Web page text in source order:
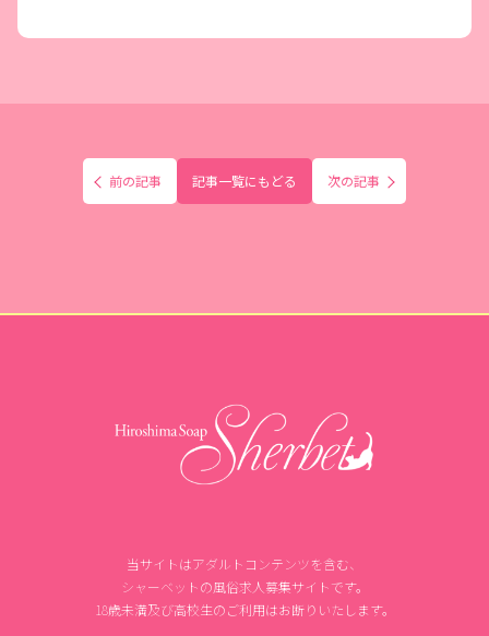
前の記事 記事一覧にもどる 次の記事
当サイトはアダルトコンテンツを含む、
シャーベットの風俗求人募集サイトです。
18歳未満及び高校生のご利用はお断りいたします。